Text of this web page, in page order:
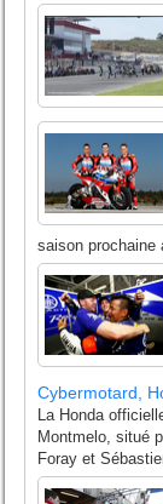
saison prochaine
Cybermotard,
La Honda
Montmelo, situé
Foray et